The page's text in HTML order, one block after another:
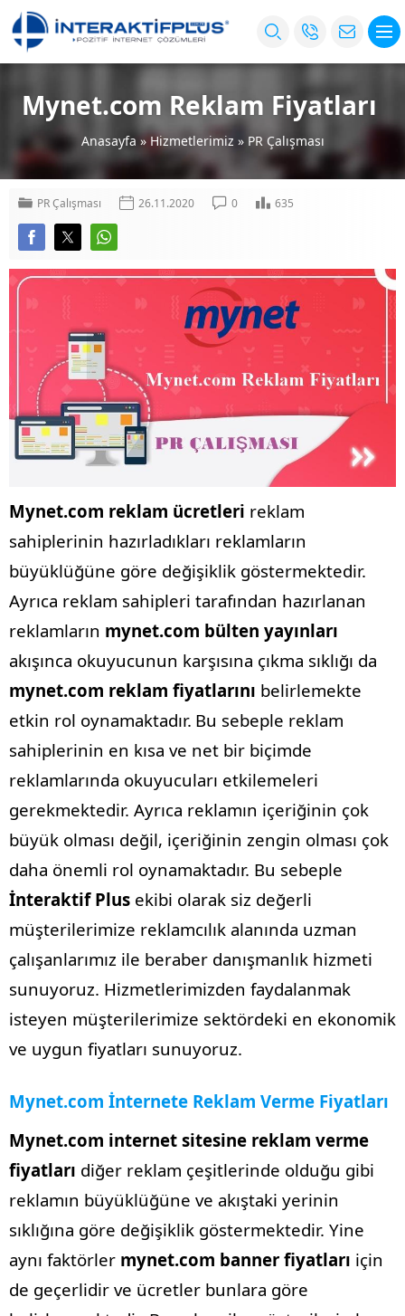
Mynet.com Reklam Fiyatları
Anasayfa » Hizmetlerimiz » PR Çalışması
PR Çalışması 26.11.2020 0 635
Mynet.com reklam ücretleri reklam
sahiplerinin hazırladıkları reklamların
büyüklüğüne göre değişiklik göstermektedir.
Ayrıca reklam sahipleri tarafından hazırlanan
reklamların mynet.com bülten yayınları
akışınca okuyucunun karşısına çıkma sıklığı da
mynet.com reklam fiyatlarını belirlemekte
etkin rol oynamaktadır. Bu sebeple reklam
sahiplerinin en kısa ve net bir biçimde
reklamlarında okuyucuları etkilemeleri
gerekmektedir. Ayrıca reklamın içeriğinin çok
büyük olması değil, içeriğinin zengin olması çok
daha önemli rol oynamaktadır. Bu sebeple
İnteraktif Plus ekibi olarak siz değerli
müşterilerimize reklamcılık alanında uzman
çalışanlarımız ile beraber danışmanlık hizmeti
sunuyoruz. Hizmetlerimizden faydalanmak
isteyen müşterilerimize sektördeki en ekonomik
ve uygun fiyatları sunuyoruz.
Mynet.com İnternete Reklam Verme Fiyatları
Mynet.com internet sitesine reklam verme
fiyatları diğer reklam çeşitlerinde olduğu gibi
reklamın büyüklüğüne ve akıştaki yerinin
sıklığına göre değişiklik göstermektedir. Yine
aynı faktörler mynet.com banner fiyatları için
de geçerlidir ve ücretler bunlara göre